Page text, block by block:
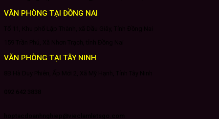
VĂN PHÒNG TẠI ĐỒNG NAI
VĂN PHÒNG TẠI TÂY NINH